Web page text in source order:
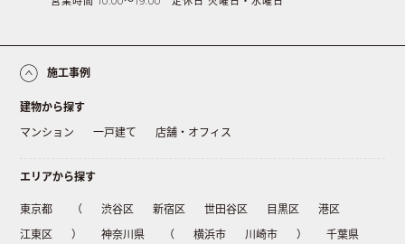
施工事例
建物から探す
マンション
一戸建て 店舗・オフィス
エリアから探す
東京都 （ 渋谷区 新宿区 世田谷区 目黒区
港区
江東区
） 神奈川県 （ 横浜市 川崎市 ）
千葉県